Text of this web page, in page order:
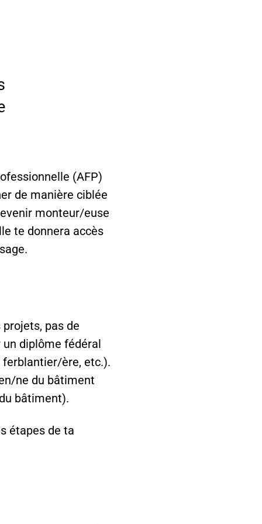
(AFP)
de manière ciblée
monteur/euse
te donnera accès
pas de
diplôme fédéral
ère, etc.).
ne du bâtiment
bâtiment).
étapes de ta